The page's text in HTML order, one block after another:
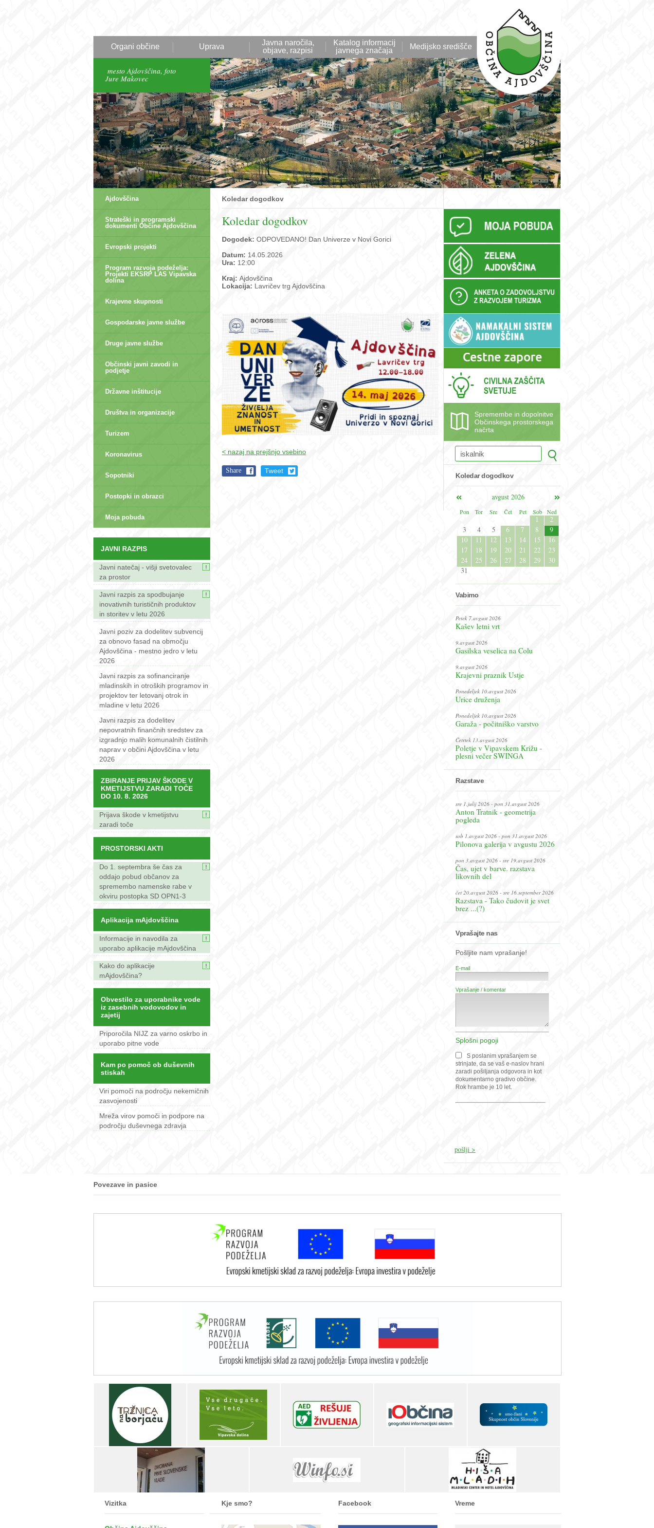
Organi občine Uprava
Javna naročila,
objave, razpisi
Katalog informacij
javnega značaja
Medijsko središče
mesto Ajdovščina, foto
Jure Makovec
Ajdovščina
Strateški in programski
dokumenti Občine Ajdovščina
Evropski projekti
Program razvoja podeželja:
Projekti EKSRP LAS Vipavska
dolina
Krajevne skupnosti
Gospodarske javne službe
Druge javne službe
Občinski javni zavodi in
podjetje
Državne inštitucije
Društva in organizacije
Turizem
Koronavirus
Sopotniki
Postopki in obrazci
Moja pobuda
JAVNI RAZPIS
Javni natečaj - višji svetovalec
za prostor
Javni razpis za spodbujanje
inovativnih turističnih produktov
in storitev v letu 2026
Javni poziv za dodelitev subvencij
za obnovo fasad na območju
Ajdovščina - mestno jedro v letu
2026
Javni razpis za sofinanciranje
mladinskih in otroških programov in
projektov ter letovanj otrok in
mladine v letu 2026
Javni razpis za dodelitev
nepovratnih finančnih sredstev za
izgradnjo malih komunalnih čistilnih
naprav v občini Ajdovščina v letu
2026
ZBIRANJE PRIJAV ŠKODE V
KMETIJSTVU ZARADI TOČE
DO 10. 8. 2026
Prijava škode v kmetijstvu
zaradi toče
PROSTORSKI AKTI
Do 1. septembra še čas za
oddajo pobud občanov za
spremembo namenske rabe v
okviru postopka SD OPN1-3
Aplikacija mAjdovščina
Informacije in navodila za
uporabo aplikacije mAjdovščina
Kako do aplikacije
mAjdovščina?
Obvestilo za uporabnike vode
iz zasebnih vodovodov in
zajetij
Priporočila NIJZ za varno oskrbo in
uporabo pitne vode
Kam po pomoč ob duševnih
stiskah
Viri pomoči na področju nekemičnih
zasvojenosti
Mreža virov pomoči in podpore na
področju duševnega zdravja
Koledar dogodkov
Koledar dogodkov
Dogodek: ODPOVEDANO! Dan Univerze v Novi Gorici
Datum: 14.05.2026
Ura: 12:00
Kraj: Ajdovščina
Lokacija: Lavričev trg Ajdovščina
< nazaj na prejšnjo vsebino
Share Tweet
Spremembe in dopolnitve
Občinskega prostorskega
načrta
Koledar dogodkov
avgust 2026
Pon
Tor Sre Čet Pet Sob Ned
1
2
3
4 5 6 7 8
9
10
11 12 13 14 15
16
17
18 19 20 21 22
23
24
25 26 27 28 29
30
31
Vabimo
Petek 7.avgust 2026
Kašev letni vrt
9.avgust 2026
Gasilska veselica na Colu
9.avgust 2026
Krajevni praznik Ustje
Ponedeljek 10.avgust 2026
Urice druženja
Ponedeljek 10.avgust 2026
Garaža - počitniško varstvo
Četrtek 13.avgust 2026
Poletje v Vipavskem Križu -
plesni večer SWINGA
Razstave
sre 1.julij 2026 - pon 31.avgust 2026
Anton Tratnik - geometrija
pogleda
sob 1.avgust 2026 - pon 31.avgust 2026
Pilonova galerija v avgustu 2026
pon 3.avgust 2026 - sre 19.avgust 2026
Čas, ujet v barve. razstava
likovnih del
čet 20.avgust 2026 - sre 16.september 2026
Razstava - Tako čudovit je svet
brez ...(?)
Vprašajte nas
Pošljite nam vprašanje!
E-mail
Vprašanje / komentar
Splošni pogoji
S poslanim vprašanjem se
strinjate, da se vaš e-naslov hrani
zaradi pošiljanja odgovora in kot
dokumentarno gradivo občine.
Rok hrambe je 10 let.
Povezave in pasice
Vizitka Kje smo? Facebook Vreme